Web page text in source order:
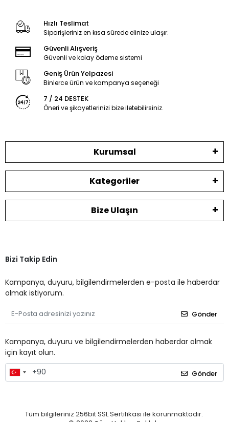
Hızlı Teslimat
Siparişleriniz en kısa sürede elinize ulaşır.
Güvenli Alışveriş
Güvenli ve kolay ödeme sistemi
Geniş Ürün Yelpazesi
Binlerce ürün ve kampanya seçeneği
7 / 24 DESTEK
Öneri ve şikayetlerinizi bize iletebilirsiniz.
Kurumsal
Kategoriler
Bize Ulaşın
Bizi Takip Edin
Kampanya, duyuru, bilgilendirmelerden e-posta ile haberdar
olmak istiyorum.
Gönder
Kampanya, duyuru ve bilgilendirmelerden haberdar olmak
için kayıt olun.
Gönder
Tüm bilgileriniz 256bit SSL Sertifikası ile korunmaktadır.